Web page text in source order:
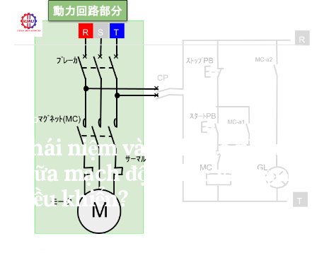
HARD
Khái niệm và sự khác nhau
giữa mạch động lực và mạch
điều khiển?